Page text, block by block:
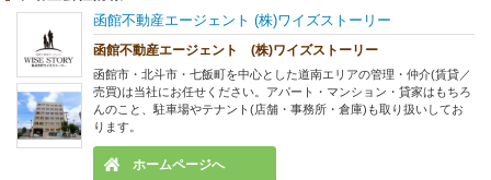
函館不動産エージェント (株)ワイズストーリー
函館不動産エージェント (株)ワイズストーリー
函館市・北斗市・七飯町を中心とした道南エリアの管理・仲介(賃貸／
売買)は当社にお任せください。アパート・マンション・貸家はもちろ
んのこと、駐車場やテナント(店舗・事務所・倉庫)も取り扱いしてお
ります。
ホームページへ